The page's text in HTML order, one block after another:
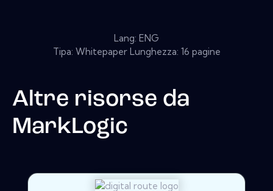
Lang: ENG
Tipa: Whitepaper Lunghezza: 16 pagine
Altre risorse da
MarkLogic